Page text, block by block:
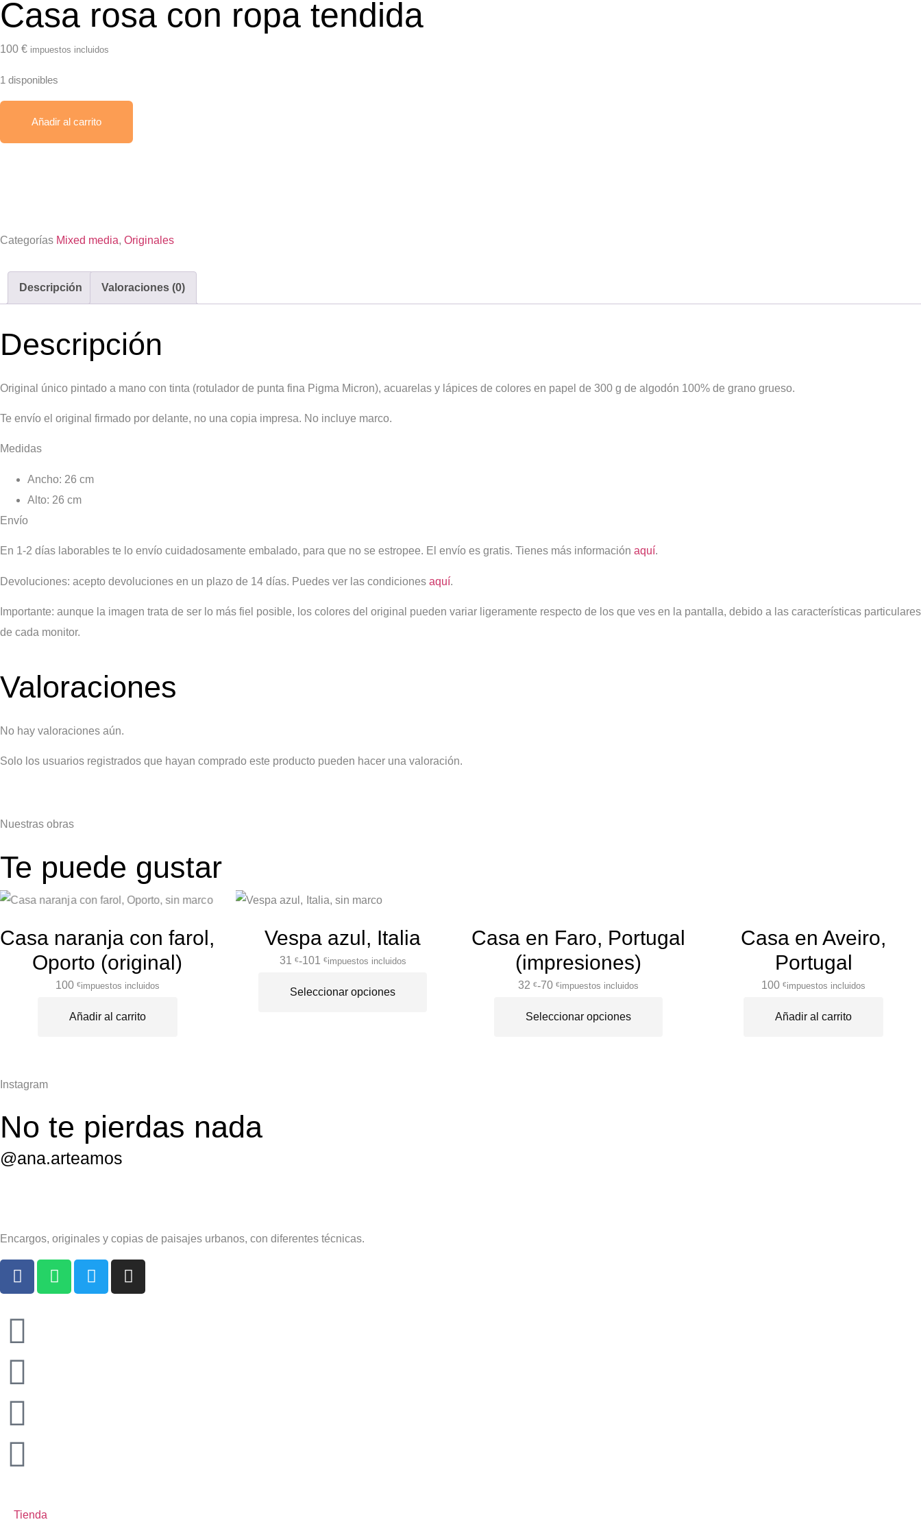
Casa rosa con ropa tendida
100 € impuestos incluidos
1 disponibles
Añadir al carrito
Categorías Mixed media, Originales
Descripción Valoraciones (0)
Descripción
Original único pintado a mano con tinta (rotulador de punta fina Pigma Micron), acuarelas y lápices de colores en papel de 300 g de algodón 100% de grano grueso.
Te envío el original firmado por delante, no una copia impresa. No incluye marco.
Medidas
Ancho: 26 cm
Alto: 26 cm
Envío
En 1-2 días laborables te lo envío cuidadosamente embalado, para que no se estropee. El envío es gratis. Tienes más información aquí.
Devoluciones: acepto devoluciones en un plazo de 14 días. Puedes ver las condiciones aquí.
Importante: aunque la imagen trata de ser lo más fiel posible, los colores del original pueden variar ligeramente respecto de los que ves en la pantalla, debido a las características particulares
de cada monitor.
Valoraciones
No hay valoraciones aún.
Solo los usuarios registrados que hayan comprado este producto pueden hacer una valoración.
Nuestras obras
Te puede gustar
Casa naranja con farol,
Oporto (original)
100 €impuestos incluidos
Añadir al carrito
Vespa azul, Italia
31 €-101 €impuestos incluidos
Seleccionar opciones
Casa en Faro, Portugal
(impresiones)
32 €-70 €impuestos incluidos
Seleccionar opciones
Casa en Aveiro,
Portugal
100€impuestos incluidos
Añadir al carrito
Instagram
No te pierdas nada
@ana.arteamos
Encargos, originales y copias de paisajes urbanos, con diferentes técnicas.
Tienda